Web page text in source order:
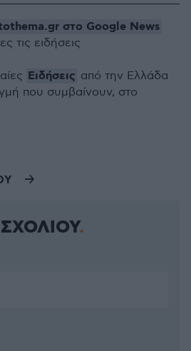
στο Google News
τις ειδήσεις
Ειδήσεις από την Ελλάδα
που συμβαίνουν, στο